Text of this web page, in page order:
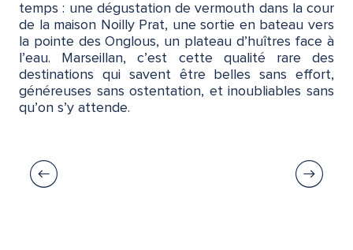
temps : une dégustation de vermouth dans la cour
de la maison Noilly Prat, une sortie en bateau vers
la pointe des Onglous, un plateau d’huîtres face à
l’eau. Marseillan, c’est cette qualité rare des
destinations qui savent être belles sans effort,
généreuses sans ostentation, et inoubliables sans
qu’on s’y attende.
Marseillan